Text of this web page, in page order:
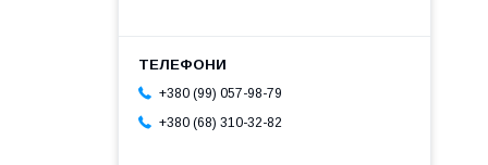
+380 (99) 057-98-79
+380 (68) 310-32-82